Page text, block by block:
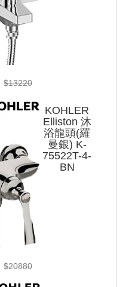
$13220
KOHLER
Elliston 沐
浴龍頭(羅
曼銀) K-
75522T-4-
BN
$20880